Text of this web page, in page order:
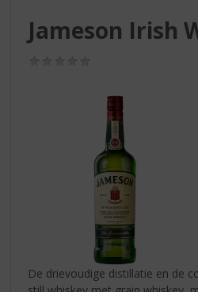
Jameson Irish
De drievoudige distillatie en de